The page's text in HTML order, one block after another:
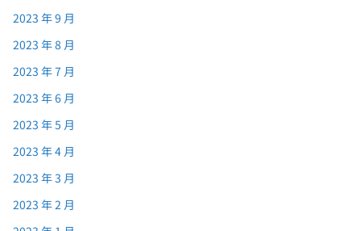
2023 年 9 月
2023 年 8 月
2023 年 7 月
2023 年 6 月
2023 年 5 月
2023 年 4 月
2023 年 3 月
2023 年 2 月